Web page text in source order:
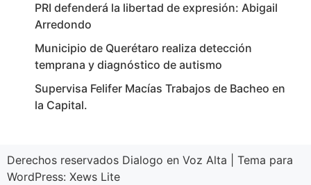
PRI defenderá la libertad de expresión: Abigail
Arredondo
Municipio de Querétaro realiza detección
temprana y diagnóstico de autismo
Supervisa Felifer Macías Trabajos de Bacheo en
la Capital.
Derechos reservados Dialogo en Voz Alta
Tema para
WordPress: Xews Lite